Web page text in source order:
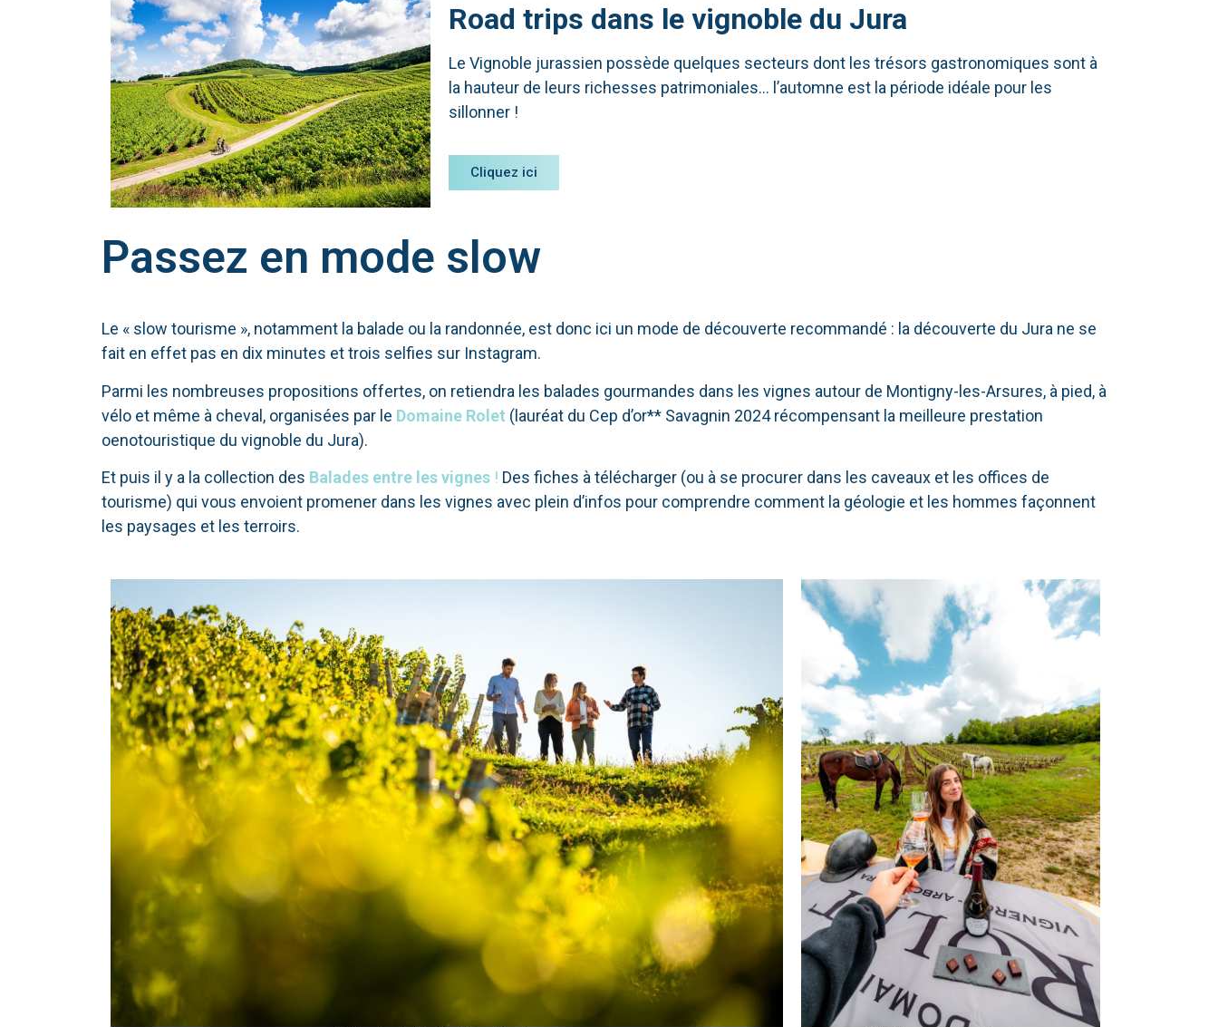
Road trips dans le vignoble du Jura
Le Vignoble jurassien possède quelques secteurs dont les trésors gastronomiques sont à
la hauteur de leurs richesses patrimoniales… l’automne est la période idéale pour les
sillonner !
Cliquez ici
Passez en mode slow
Le « slow tourisme », notamment la balade ou la randonnée, est donc ici un mode de découverte recommandé : la découverte du Jura ne se
fait en effet pas en dix minutes et trois selfies sur Instagram.
Parmi les nombreuses propositions offertes, on retiendra les balades gourmandes dans les vignes autour de Montigny-les-Arsures, à pied, à
vélo et même à cheval, organisées par le Domaine Rolet (lauréat du Cep d’or** Savagnin 2024 récompensant la meilleure prestation
oenotouristique du vignoble du Jura).
Et puis il y a la collection des Balades entre les vignes ! Des fiches à télécharger (ou à se procurer dans les caveaux et les offices de
tourisme) qui vous envoient promener dans les vignes avec plein d’infos pour comprendre comment la géologie et les hommes façonnent
les paysages et les terroirs.